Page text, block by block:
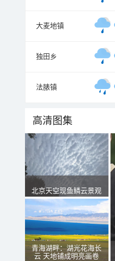
大麦地镇
独田乡
法脿镇
高清图集
北京天空现鱼鳞云景观
青海湖畔：湖光花海长
云 天地铺成明亮画卷